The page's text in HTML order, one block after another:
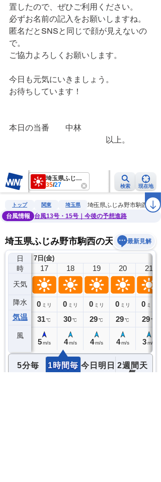
置したので、ぜひご利用ください。
必ずお名前の記入をお願いしますね。
匿名だとSNSと同じで顔が見えないの
で。
ご協力よろしくお願いします。
今日も元気にいきましょう。
お待ちしています！
本日の当番　　中林
以上。